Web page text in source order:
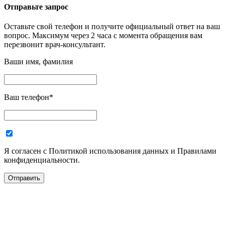
Отправьте запрос
Оставьте свой телефон и получите официальный ответ на ваш
вопрос. Максимум через 2 часа с момента обращения вам
перезвонит врач-консультант.
Ваши имя, фамилия
Ваш телефон*
Я согласен с Политикой использования данных и Правилами
конфиденциальности.